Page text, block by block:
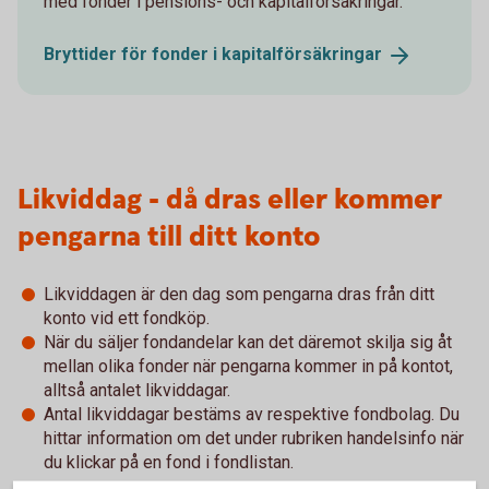
Bryttider för fonder i kapitalförsäkringar
Likviddag - då dras eller kommer
pengarna till ditt konto
Likviddagen är den dag som pengarna dras från ditt
konto vid ett fondköp.
När du säljer fondandelar kan det däremot skilja sig åt
mellan olika fonder när pengarna kommer in på kontot,
alltså antalet likviddagar.
Antal likviddagar bestäms av respektive fondbolag. Du
hittar information om det under rubriken handelsinfo när
du klickar på en fond i fondlistan.